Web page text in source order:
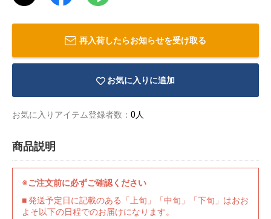
再入荷したらお知らせを受け取る
お気に入りに追加
お気に入りアイテム登録者数： 0人
商品説明
※ご注文前に必ずご確認ください
■ 発送予定日に記載のある「上旬」「中旬」「下旬」はおお
よそ以下の日程でのお届けになります。